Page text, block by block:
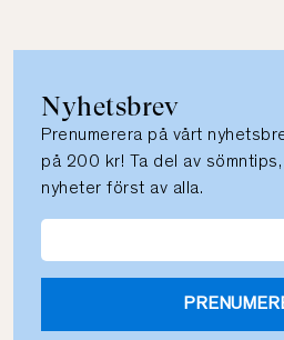
Nyhetsbrev
Prenumerera på vårt
på 200 kr! Ta del av
nyheter först av alla.